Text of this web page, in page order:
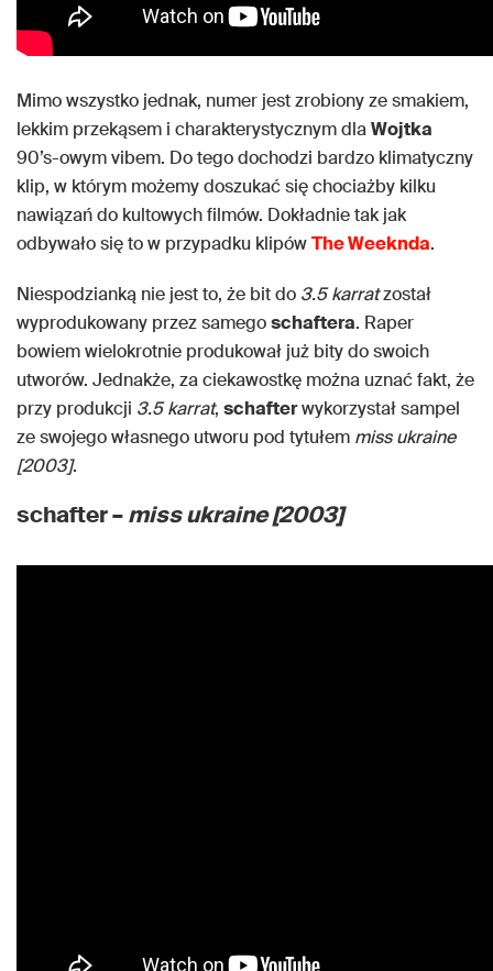
Mimo wszystko jednak, numer jest zrobiony ze smakiem,
lekkim przekąsem i charakterystycznym dlaWojtka
90’s-owym vibem. Do tego dochodzi bardzo klimatyczny
klip, w którym możemy doszukać się chociażby kilku
nawiązań do kultowych filmów. Dokładnie tak jak
odbywało się to w przypadku klipówThe Weeknda.
Niespodzianką nie jest to, że bit do 3.5 karratzostał
wyprodukowany przez samegoschaftera. Raper
bowiem wielokrotnie produkował już bity do swoich
utworów. Jednakże, za ciekawostkę można uznać fakt, że
przy produkcji 3.5 karrat, schafterwykorzystał sampel
ze swojego własnego utworu pod tytułem miss ukraine
[2003].
schafter –miss ukraine [2003]